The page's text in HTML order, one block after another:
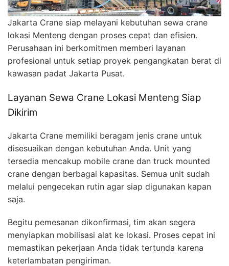
Jakarta Crane siap melayani kebutuhan sewa crane
lokasi Menteng dengan proses cepat dan efisien.
Perusahaan ini berkomitmen memberi layanan
profesional untuk setiap proyek pengangkatan berat di
kawasan padat Jakarta Pusat.
Layanan Sewa Crane Lokasi Menteng Siap
Dikirim
Jakarta Crane memiliki beragam jenis crane untuk
disesuaikan dengan kebutuhan Anda. Unit yang
tersedia mencakup mobile crane dan truck mounted
crane dengan berbagai kapasitas. Semua unit sudah
melalui pengecekan rutin agar siap digunakan kapan
saja.
Begitu pemesanan dikonfirmasi, tim akan segera
menyiapkan mobilisasi alat ke lokasi. Proses cepat ini
memastikan pekerjaan Anda tidak tertunda karena
keterlambatan pengiriman.